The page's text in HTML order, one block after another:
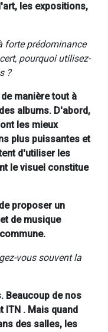
les expositions,
forte prédominance
pourquoi utilisez-
?
manière tout à
albums. D'abord,
les mieux
plus puissantes et
d'utiliser les
le visuel constitue
proposer un
de musique
vous souvent la
Beaucoup de nos
ITN . Mais quand
des salles, les